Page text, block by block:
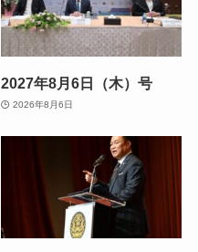
2027年8月6日（木）号
2026年8月6日